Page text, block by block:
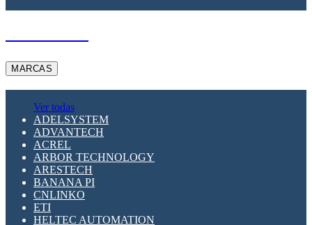
MARCAS
Ver todas
ADELSYSTEM
ADVANTECH
ACREL
ARBOR TECHNOLOGY
ARESTECH
BANANA PI
CNLINKO
ETI
HELTEC AUTOMATION